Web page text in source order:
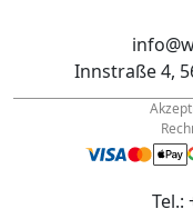
Innstraße 4,